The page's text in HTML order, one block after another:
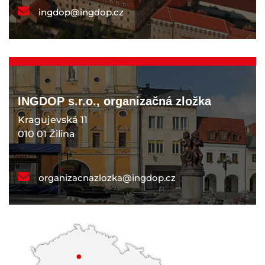
ingdop@ingdop.cz
INGDOP s.r.o., organizačná zložka
Kragujevská 11
010 01 Žilina
organizacnazlozka@ingdop.cz